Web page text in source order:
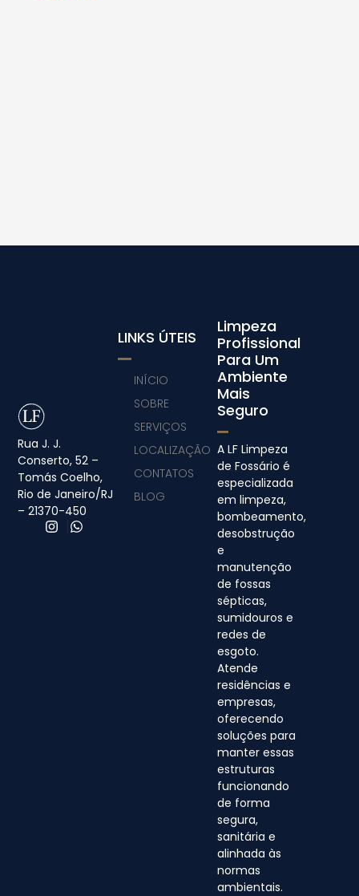
Rua J. J.
Conserto, 52 –
Tomás Coelho,
Rio de Janeiro/RJ
– 21370-450
Limpeza
Profissional
Para Um
Ambiente
Mais
Seguro
A LF Limpeza
de Fossário é
especializada
em limpeza,
bombeamento,
desobstrução
e
manutenção
de fossas
sépticas,
sumidouros e
redes de
esgoto.
Atende
residências e
empresas,
oferecendo
soluções para
manter essas
estruturas
funcionando
de forma
segura,
sanitária e
alinhada às
normas
ambientais.
LINKS ÚTEIS
INÍCIO
SOBRE
SERVIÇOS
LOCALIZAÇÃO
CONTATOS
BLOG